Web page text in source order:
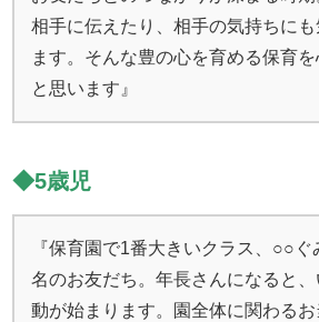
相手に伝えたり、相手の気持ちにも
ます。そんな豊の心を育める保育
と思います』
◆5歳児
『保育園で1番大きいクラス、○○
名のお友だち。年長さんになると
動が始まります。園全体に関わる